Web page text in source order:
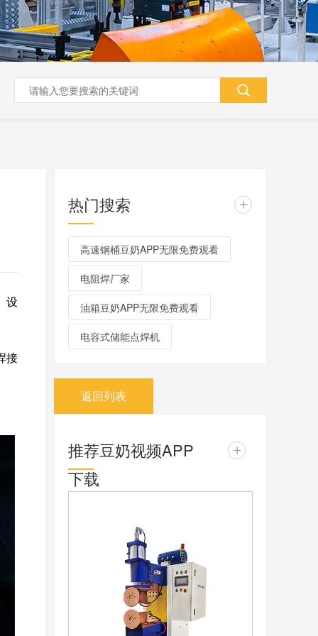
设
接
热门搜索 +
高速钢桶豆奶APP无限免费观看
电阻焊厂家
油箱豆奶APP无限免费观看
电容式储能点焊机
返回列表
推荐豆奶视频APP
下载
+